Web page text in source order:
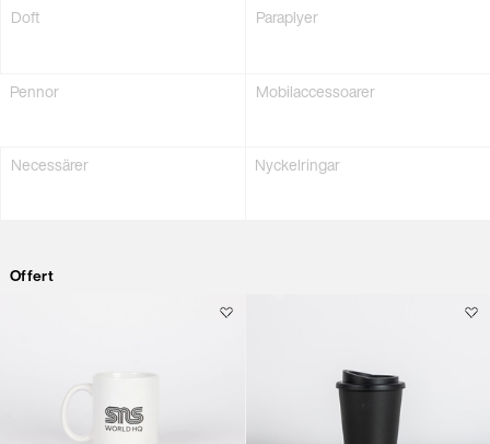
Doft Paraplyer
Pennor Mobil­accessoarer
Necessärer Nyckelringar
Offert